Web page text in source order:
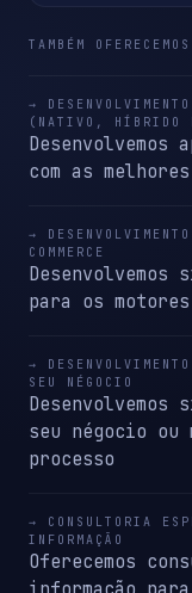
TAMBÉM OFERECEMOS
→
(NATIVO, HÍBRIDO
com as
→
COMMERCE
para os
→
SEU NÉGOCIO
seu négocio ou
processo
→ CONSULTORIA
INFORMAÇÃO
Oferecemos